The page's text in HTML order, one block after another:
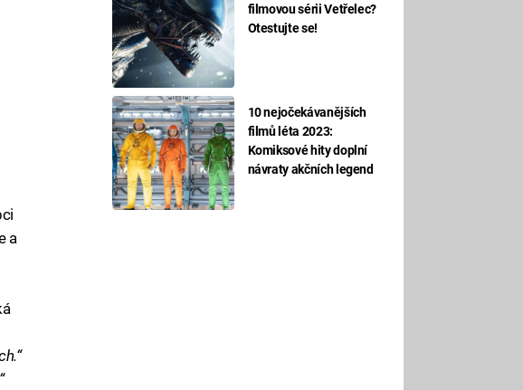
filmovou sérii Vetřelec?
Otestujte se!
10 nejočekávanějších
filmů léta 2023:
Komiksové hity doplní
návraty akčních legend
a